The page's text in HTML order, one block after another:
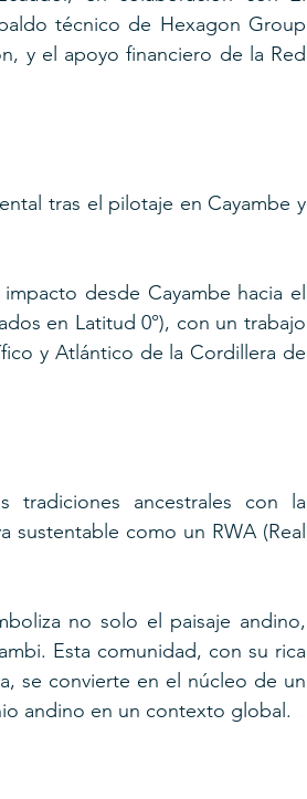
técnico de Hexagon Group
y el apoyo financiero de la Red
tras el pilotaje en Cayambe y
desde Cayambe hacia el
en Latitud 0°), con un trabajo
y Atlántico de la Cordillera de
tradiciones ancestrales con la
como un RWA (Real
no solo el paisaje andino,
Esta comunidad, con su rica
se convierte en el núcleo de un
andino en un contexto global.